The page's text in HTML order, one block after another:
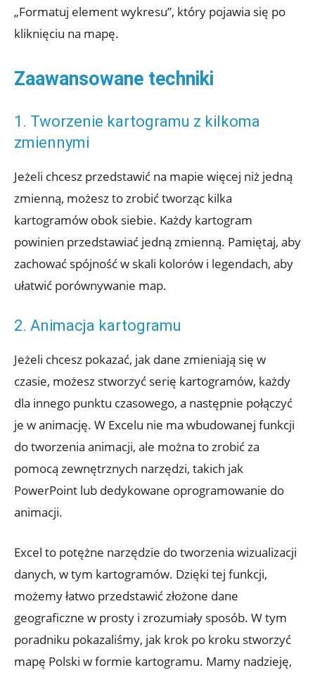
„Formatuj element wykresu”, który pojawia się po
kliknięciu na mapę.
Zaawansowane techniki
1. Tworzenie kartogramu z kilkoma
zmiennymi
Jeżeli chcesz przedstawić na mapie więcej niż jedną
zmienną, możesz to zrobić tworząc kilka
kartogramów obok siebie. Każdy kartogram
powinien przedstawiać jedną zmienną. Pamiętaj, aby
zachować spójność w skali kolorów i legendach, aby
ułatwić porównywanie map.
2. Animacja kartogramu
Jeżeli chcesz pokazać, jak dane zmieniają się w
czasie, możesz stworzyć serię kartogramów, każdy
dla innego punktu czasowego, a następnie połączyć
je w animację. W Excelu nie ma wbudowanej funkcji
do tworzenia animacji, ale można to zrobić za
pomocą zewnętrznych narzędzi, takich jak
PowerPoint lub dedykowane oprogramowanie do
animacji.
Excel to potężne narzędzie do tworzenia wizualizacji
danych, w tym kartogramów. Dzięki tej funkcji,
możemy łatwo przedstawić złożone dane
geograficzne w prosty i zrozumiały sposób. W tym
poradniku pokazaliśmy, jak krok po kroku stworzyć
mapę Polski w formie kartogramu. Mamy nadzieję,